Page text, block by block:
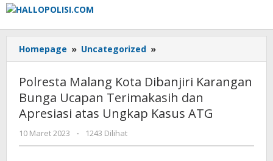
Lewati
konten
Homepage » Uncategorized »
Malang
Dibanjiri
Karangan
Bunga
dan
Polresta Malang Kota Dibanjiri Karangan
Bunga Ucapan Terimakasih dan
Apresiasi atas Ungkap Kasus ATG
10 Maret 2023
oleh
Adhis
- 1243 Dilihat